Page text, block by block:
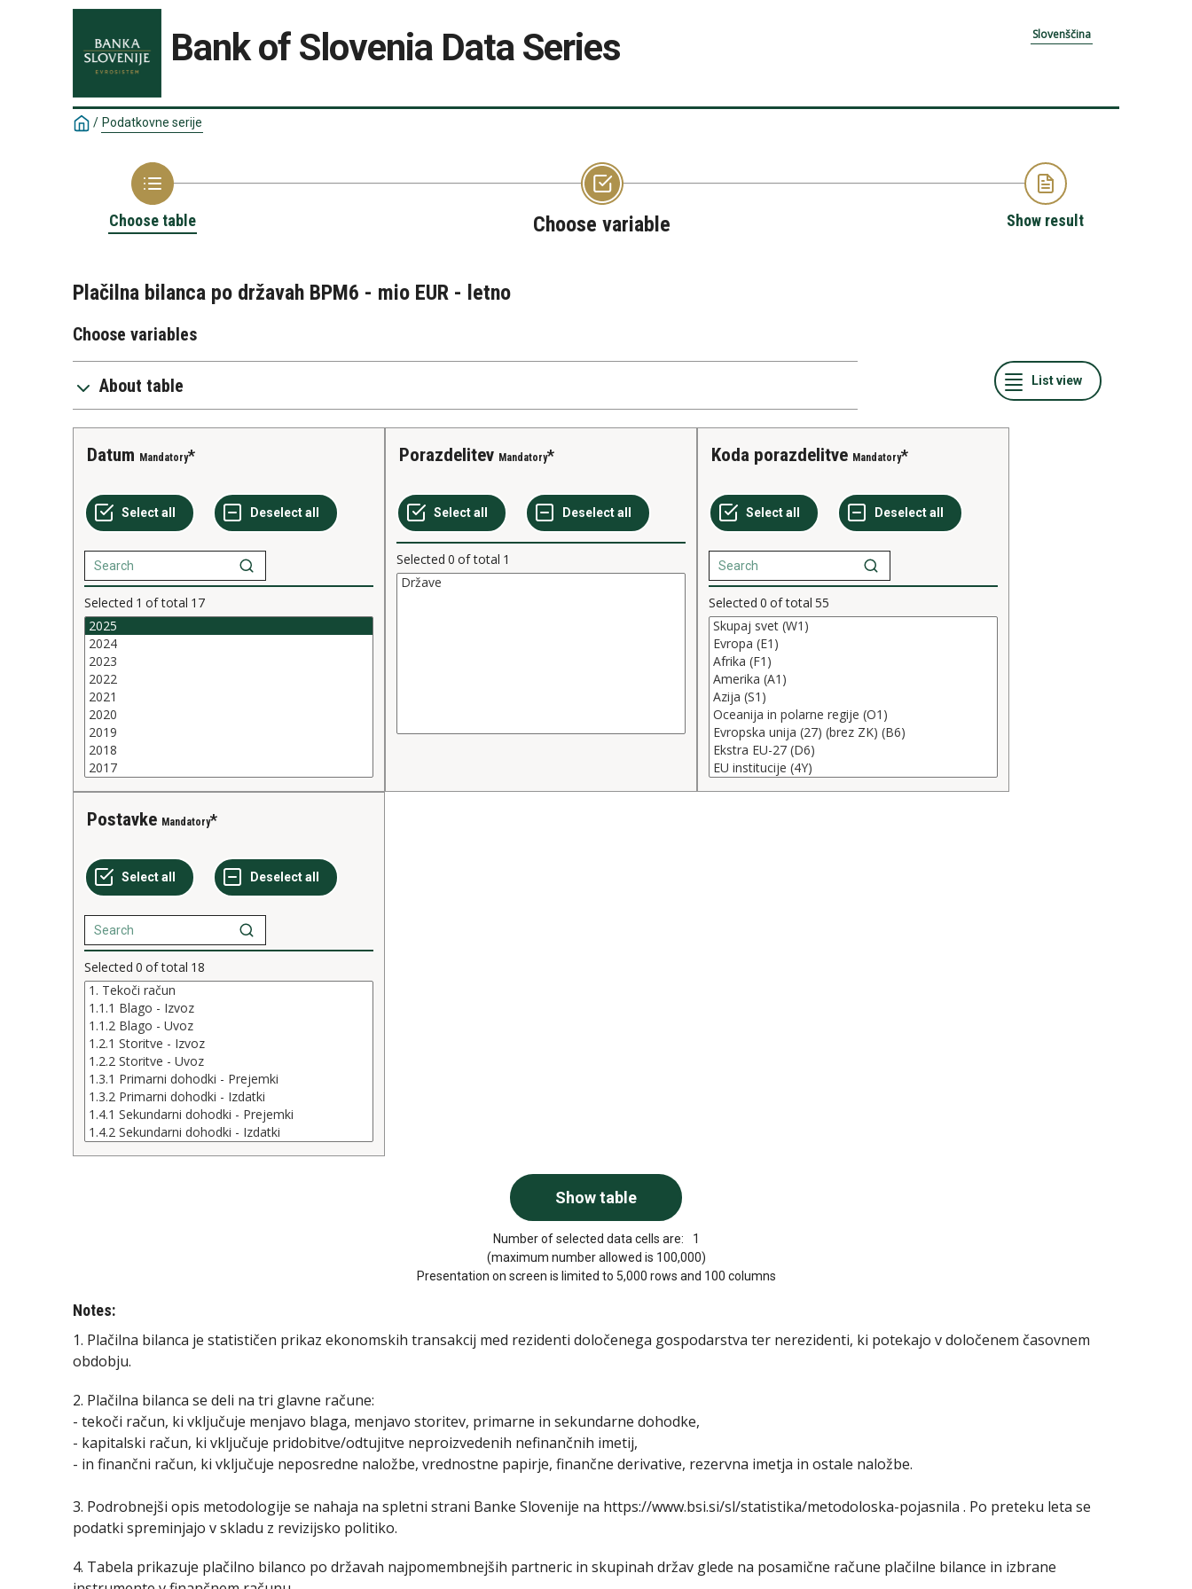
Bank of Slovenia Data Series Slovenščina
/ Podatkovne serije
Choose table Choose variable Show result
Plačilna bilanca po državah BPM6 - mio EUR - letno
Choose variables
About table
Datum Mandatory
Selected 1 of total 17
Porazdelitev Mandatory
Selected 0 of total 1
Koda porazdelitve Mandatory
Selected 0 of total 55
Postavke Mandatory
Selected 0 of total 18
Number of selected data cells are:
1
(maximum number allowed is 100,000)
Presentation on screen is limited to 5,000 rows and 100 columns
Notes:
1. Plačilna bilanca je statističen prikaz ekonomskih transakcij med rezidenti določenega gospodarstva ter nerezidenti, ki potekajo v določenem časovnem
obdobju.
2. Plačilna bilanca se deli na tri glavne račune:
- tekoči račun, ki vključuje menjavo blaga, menjavo storitev, primarne in sekundarne dohodke,
- kapitalski račun, ki vključuje pridobitve/odtujitve neproizvedenih nefinančnih imetij,
- in finančni račun, ki vključuje neposredne naložbe, vrednostne papirje, finančne derivative, rezervna imetja in ostale naložbe.
3. Podrobnejši opis metodologije se nahaja na spletni strani Banke Slovenije na https://www.bsi.si/sl/statistika/metodoloska-pojasnila . Po preteku leta se
podatki spreminjajo v skladu z revizijsko politiko.
4. Tabela prikazuje plačilno bilanco po državah najpomembnejših partneric in skupinah držav glede na posamične račune plačilne bilance in izbrane